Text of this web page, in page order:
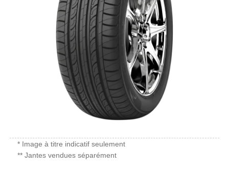
* Image à titre indicatif seulement
** Jantes vendues séparément